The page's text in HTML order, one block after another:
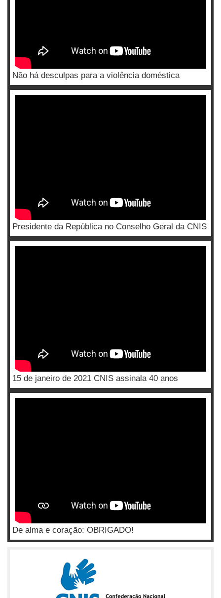
Não há desculpas para a violência doméstica
Presidente da República no Conselho Geral da CNIS
15 de janeiro de 2021 CNIS assinala 40 anos
De alma e coração: OBRIGADO!